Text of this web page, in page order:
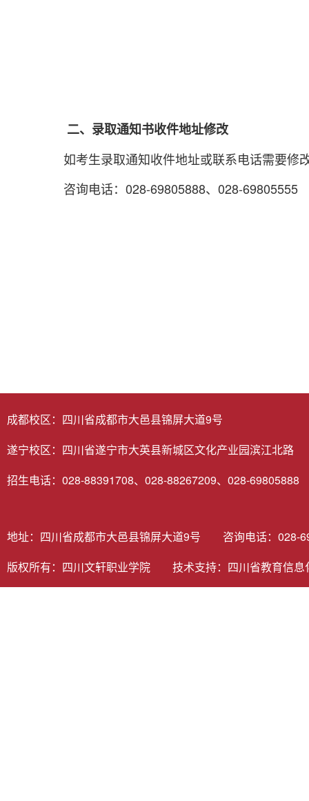
二、录取通知书收件地址修改
如考生录取通知收件地址或联系电话需要修
咨询电话：028-69805888、028-69805555
成都校区：四川省成都市大邑县锦屏大道9号
遂宁校区：四川省遂宁市大英县新城区文化产业园滨江北路
招生电话：028-88391708、028-88267209、028-69805888
地址：四川省成都市大邑县锦屏大道9号 咨询电话：
版权所有：四川文轩职业学院 技术支持： 四川省教育信